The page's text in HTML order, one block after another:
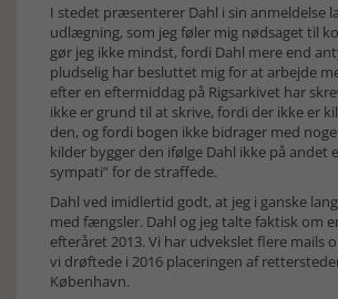
I stedet præsenterer Dahl i sin anmeldelse
udlægning, som jeg føler mig nødsaget til
gør jeg ikke mindst, fordi Dahl mere end
pludselig har besluttet mig for at arbejde
efter en eftermiddag på Rigsarkivet har
ikke er grund til at skrive, fordi der ikke er
den, og fordi bogen ikke bidrager med
kilder bygger den ifølge Dahl ikke på andet
sympati” for de straffede.
Dahl ved imidlertid godt, at jeg i ganske
med fængsler. Dahl og jeg talte faktisk om
efteråret 2013. Vi har udvekslet flere mails
vi drøftede i 2016 placeringen af
København.